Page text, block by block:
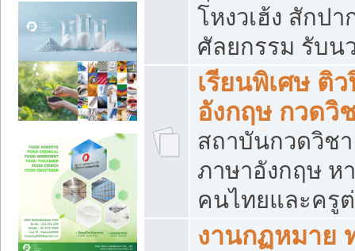
โหงวเฮ้ง สักป
ศัลยกรรม รับน
เรียนพิเศษ ติ
อังกฤษ กวดวิ
สถาบันกวดวิช
ภาษาอังกฤษ ห
คนไทยและครู
งานกฏหมาย